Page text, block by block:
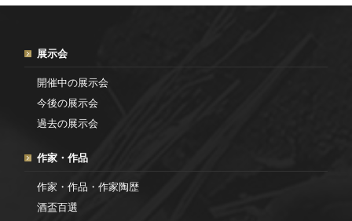
展示会
開催中の展示会
今後の展示会
過去の展示会
作家・作品
作家・作品・作家陶歴
酒盃百選